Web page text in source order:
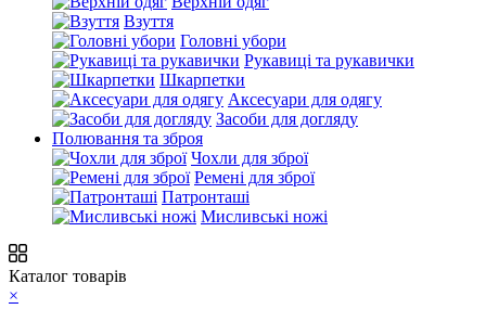
Взуття
Головні убори
Рукавиці та рукавички
Шкарпетки
Аксесуари для одягу
Засоби для догляду
Полювання та зброя
Чохли для зброї
Ремені для зброї
Патронташі
Мисливські ножі
Каталог товарів
×